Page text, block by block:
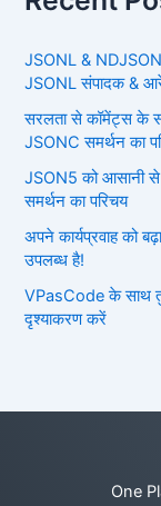
JSONL &
JSONL संपादक &
सरलता से कॉमेंट्स के
JSONC समर्थन का
JSON5 को आसानी
समर्थन का परिचय
अपने कार्यप्रवाह को
उपलब्ध है!
VPasCode के साथ
दृश्याकरण करें
One